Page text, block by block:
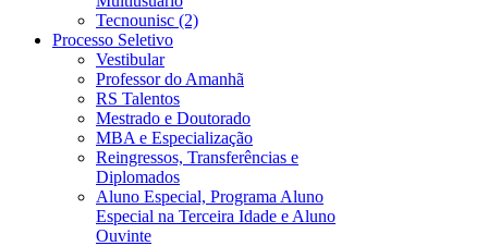
Tecnounisc (2)
Processo Seletivo
Vestibular
Professor do Amanhã
RS Talentos
Mestrado e Doutorado
MBA e Especialização
Reingressos, Transferências e
Diplomados
Aluno Especial, Programa Aluno
Especial na Terceira Idade e Aluno
Ouvinte